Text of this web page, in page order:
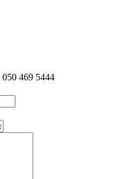
050 469 5444